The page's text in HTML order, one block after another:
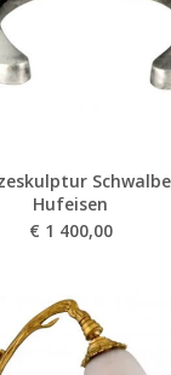
Hufeisen
€ 1 400,00